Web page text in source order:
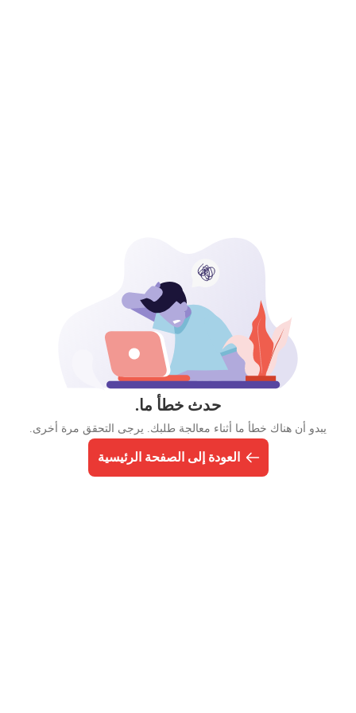
حدث خطأ ما.
يبدو أن هناك خطأ ما أثناء معالجة طلبك. يرجى التحقق مرة أخرى.
العودة إلى الصفحة الرئيسية